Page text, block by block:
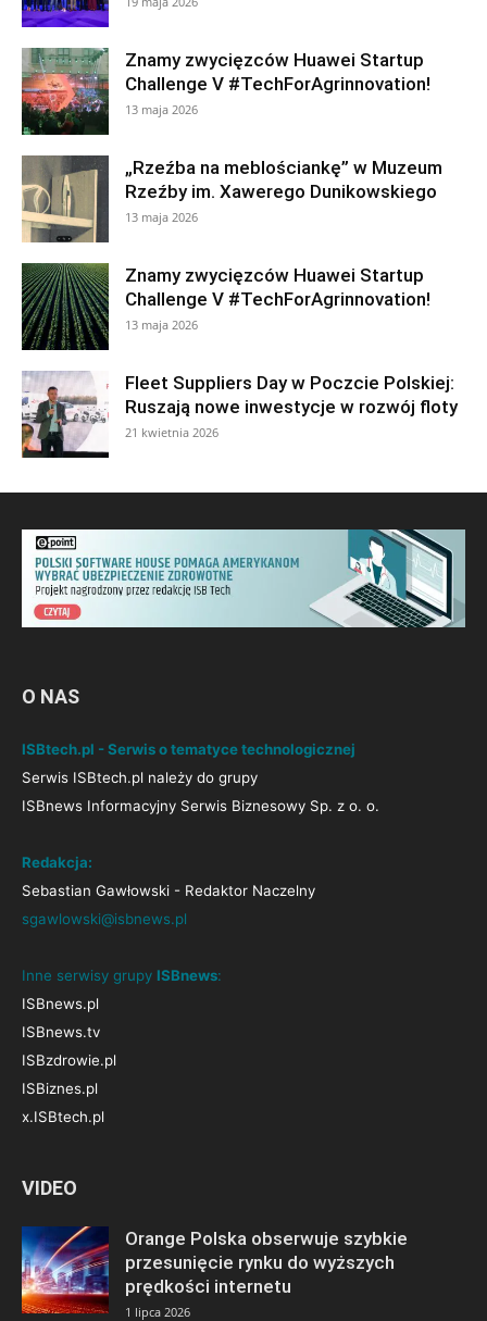
Znamy zwycięzców Huawei Startup
Challenge V #TechForAgrinnovation!
13 maja 2026
„Rzeźba na meblościankę” w Muzeum
Rzeźby im. Xawerego Dunikowskiego
13 maja 2026
Znamy zwycięzców Huawei Startup
Challenge V #TechForAgrinnovation!
13 maja 2026
Fleet Suppliers Day w Poczcie Polskiej:
Ruszają nowe inwestycje w rozwój floty
21 kwietnia 2026
O NAS
ISBtech.pl - Serwis o tematyce technologicznej
Serwis ISBtech.pl należy do grupy
ISBnews Informacyjny Serwis Biznesowy Sp. z o. o.
Redakcja:
Sebastian Gawłowski - Redaktor Naczelny
sgawlowski@isbnews.pl
Inne serwisy grupy ISBnews:
ISBnews.pl
ISBnews.tv
ISBzdrowie.pl
ISBiznes.pl
x.ISBtech.pl
VIDEO
Orange Polska obserwuje szybkie
przesunięcie rynku do wyższych
prędkości internetu
1 lipca 2026